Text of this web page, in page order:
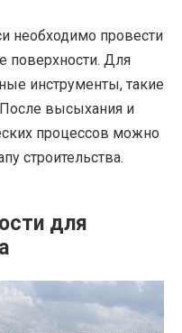
необходимо провести
поверхности. Для
инструменты, такие
высыхания и
процессов можно
строительства.
для